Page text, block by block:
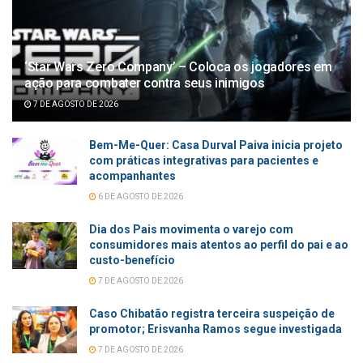
‘Star Wars Zero Company’ – Coloca os jogadores em
ação para combater contra seus inimigos
7 DE AGOSTO DE 2026
Bem-Me-Quer: Casa Durval Paiva inicia projeto
com práticas integrativas para pacientes e
acompanhantes
6 DE AGOSTO DE 2026
Dia dos Pais movimenta o varejo com
consumidores mais atentos ao perfil do pai e ao
custo-benefício
7 DE AGOSTO DE 2026
Caso Chibatão registra terceira suspeição de
promotor; Erisvanha Ramos segue investigada
7 DE AGOSTO DE 2026